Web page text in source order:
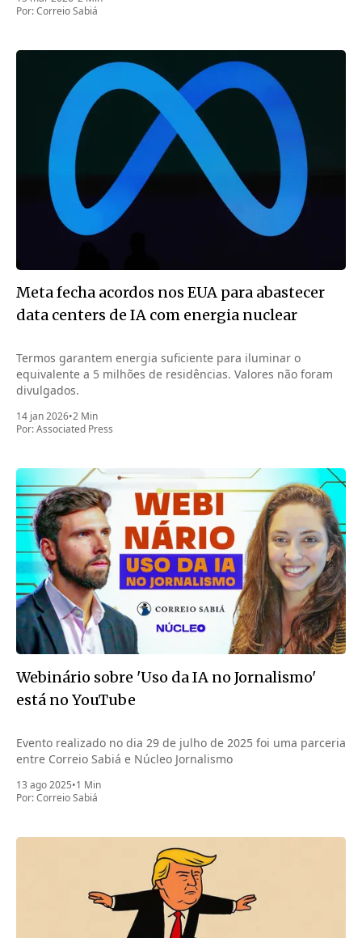
Por:Correio Sabiá
Meta fecha acordos nos EUA para abastecer
data centers de IA com energia nuclear
Termos garantem energia suficiente para iluminar o
equivalente a 5 milhões de residências. Valores não foram
divulgados.
14 jan 2026•2 Min
Por:Associated Press
Webinário sobre 'Uso da IA no Jornalismo'
está no YouTube
Evento realizado no dia 29 de julho de 2025 foi uma parceria
entre Correio Sabiá e Núcleo Jornalismo
13 ago 2025•1 Min
Por:Correio Sabiá